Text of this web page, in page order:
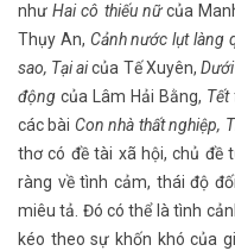
nhưHai cô thiếu nữcủa
Thụy An, Cảnh nước lụt làng
sao, Tại aicủa Tế Xuyên,
động của Lâm Hải Bằng, Tết
các bài Con nhà thất nghiệp,
thơ có đề tài xã hội, chủ
ràng về tình cảm, thái độ
miêu tả. Đó có thể là tình
kéo theo sự khốn khó của